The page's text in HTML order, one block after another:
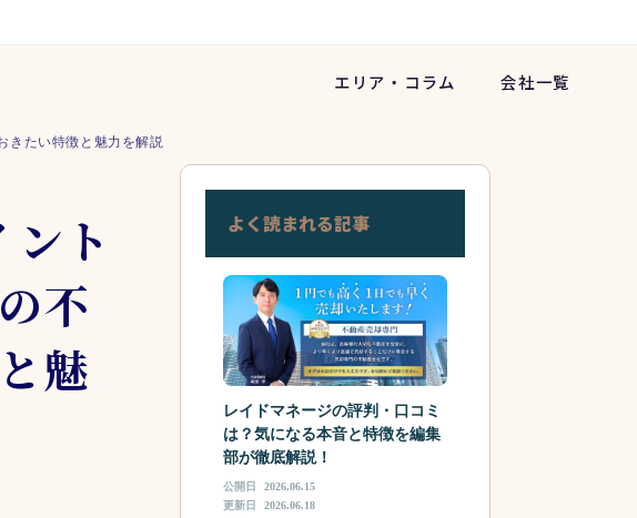
エリア・コラム 会社一覧
きたい特徴と魅力を解説
ト
不
魅
よく読まれる記事
レイドマネージの評判・口コミ
は？気になる本音と特徴を編集
部が徹底解説！
公開日
2026.06.15
更新日
2026.06.18